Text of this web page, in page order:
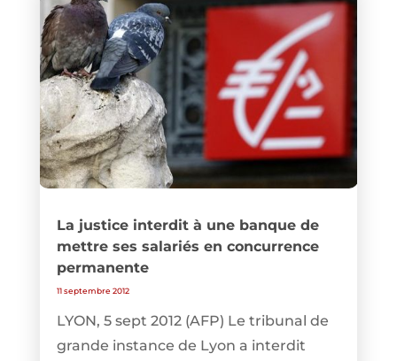
La justice interdit à une banque de
mettre ses salariés en concurrence
permanente
11 septembre 2012
LYON, 5 sept 2012 (AFP) Le tribunal de
grande instance de Lyon a interdit